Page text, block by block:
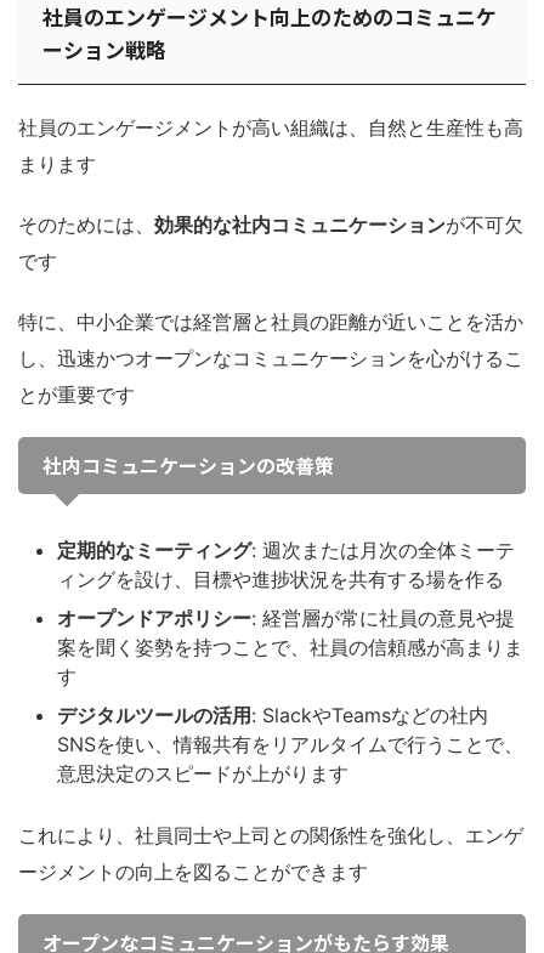
社員のエンゲージメント向上のためのコミュニケ
ーション戦略
社員のエンゲージメントが高い組織は、自然と生産性も高
まります
そのためには、 効果的な社内コミュニケーションが不可欠
です
特に、中小企業では経営層と社員の距離が近いことを活か
し、迅速かつオープンなコミュニケーションを心がけるこ
とが重要です
社内コミュニケーションの改善策
定期的なミーティング: 週次または月次の全体ミーテ
ィングを設け、目標や進捗状況を共有する場を作る
オープンドアポリシー: 経営層が常に社員の意見や提
案を聞く姿勢を持つことで、社員の信頼感が高まりま
す
デジタルツールの活用 : SlackやTeamsなどの社内
SNSを使い、情報共有をリアルタイムで行うことで、
意思決定のスピードが上がります
これにより、社員同士や上司との関係性を強化し、エンゲ
ージメントの向上を図ることができます
オープンなコミュニケーションがもたらす効果